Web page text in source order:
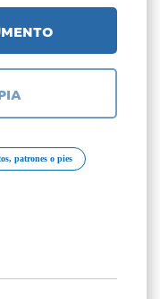
patrones o pies